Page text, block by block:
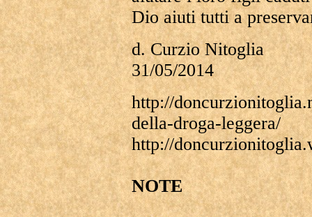
Dio aiuti tutti a
d. Curzio Nitoglia
31/05/2014
http://
della-droga-leggera/
http://
NOTE